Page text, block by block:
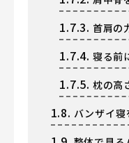
1.7.3. 首肩の
1.7.4. 寝る前
1.7.5. 枕の高
1.8. バンザイ